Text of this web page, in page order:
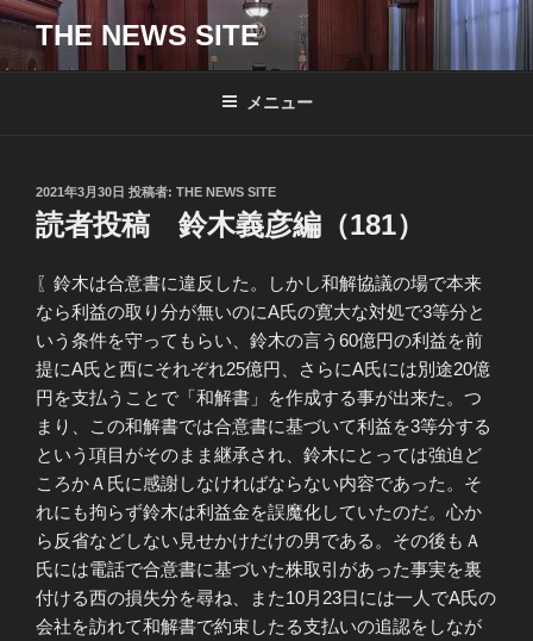
コ
テ
THE NEWS SITE
メニュー
投
稿
日:
2021年3月30日 投稿者: THE NEWS SITE
読者投稿 鈴木義彦編（181）
〖鈴木は合意書に違反した。しかし和解協議の場で本来
なら利益の取り分が無いのにA氏の寛大な対処で3等分と
いう条件を守ってもらい、鈴木の言う60億円の利益を前
提にA氏と西にそれぞれ25億円、さらにA氏には別途20億
円を支払うことで「和解書」を作成する事が出来た。つ
まり、この和解書では合意書に基づいて利益を3等分する
という項目がそのまま継承され、鈴木にとっては強迫ど
ころかＡ氏に感謝しなければならない内容であった。そ
れにも拘らず鈴木は利益金を誤魔化していたのだ。心か
ら反省などしない見せかけだけの男である。その後もＡ
氏には電話で合意書に基づいた株取引があった事実を裏
付ける西の損失分を尋ね、また10月23日には一人でA氏の
会社を訪れて和解書で約束したる支払いの追認をしなが